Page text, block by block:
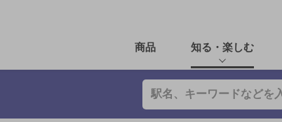
商品 知る・楽しむ